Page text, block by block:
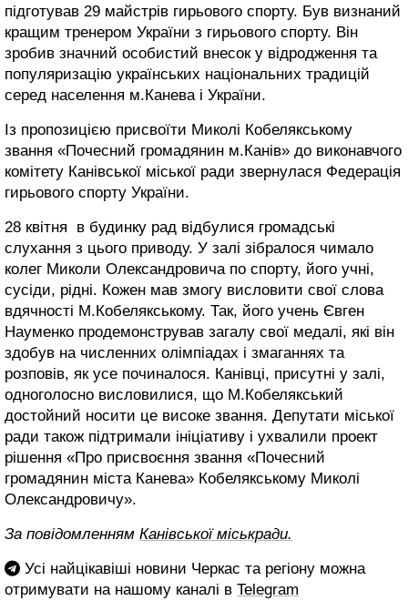
підготував 29 майстрів гирьового спорту. Був визнаний
кращим тренером України з гирьового спорту. Він
зробив значний особистий внесок у відродження та
популяризацію українських національних традицій
серед населення м.Канева і України.
Із пропозицією присвоїти Миколі Кобелякському
звання «Почесний громадянин м.Канів» до виконавчого
комітету Канівської міської ради звернулася Федерація
гирьового спорту України.
28 квітня в будинку рад відбулися громадські
слухання з цього приводу. У залі зібралося чимало
колег Миколи Олександровича по спорту, його учні,
сусіди, рідні. Кожен мав змогу висловити свої слова
вдячності М.Кобелякському. Так, його учень Євген
Науменко продемонстрував загалу свої медалі, які він
здобув на численних олімпіадах і змаганнях та
розповів, як усе починалося. Канівці, присутні у залі,
одноголосно висловилися, що М.Кобелякський
достойний носити це високе звання. Депутати міської
ради також підтримали ініціативу і ухвалили проект
рішення «Про присвоєння звання «Почесний
громадянин міста Канева» Кобелякському Миколі
Олександровичу».
За повідомленням Канівської міськради.
Усі найцікавіші новини Черкас та регіону можна
отримувати на нашому каналі в Telegram